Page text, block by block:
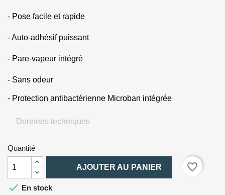
- Pose facile et rapide
- Auto-adhésif puissant
- Pare-vapeur intégré
- Sans odeur
- Protection antibactérienne Microban intégrée
Données techniques
Quantité
AJOUTER AU PANIER
favorite_border
 En stock